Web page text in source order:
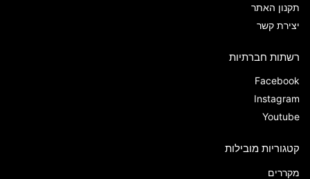
תקנון האתר
יצירת קשר
רשתות חברתיות
Facebook
Instagram
Youtube
קטגוריות מובילות
מקררים